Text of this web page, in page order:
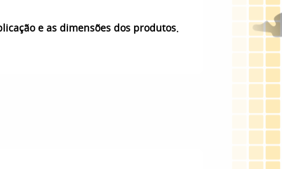
e as dimensões dos produtos.